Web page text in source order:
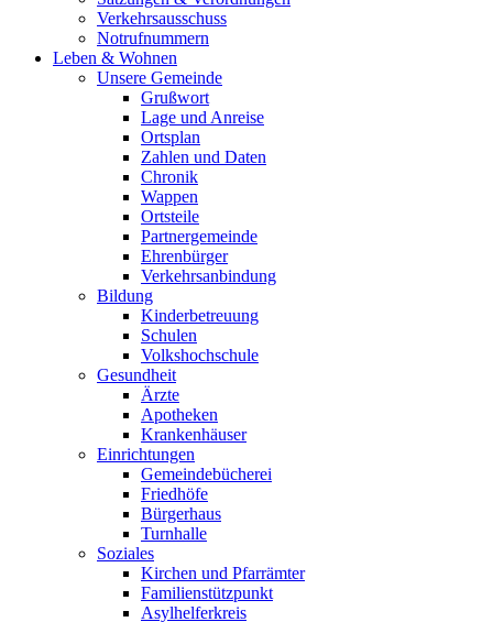
Verkehrsausschuss
Notrufnummern
Leben & Wohnen
Unsere Gemeinde
Grußwort
Lage und Anreise
Ortsplan
Zahlen und Daten
Chronik
Wappen
Ortsteile
Partnergemeinde
Ehrenbürger
Verkehrsanbindung
Bildung
Kinderbetreuung
Schulen
Volkshochschule
Gesundheit
Ärzte
Apotheken
Krankenhäuser
Einrichtungen
Gemeindebücherei
Friedhöfe
Bürgerhaus
Turnhalle
Soziales
Kirchen und Pfarrämter
Familienstützpunkt
Asylhelferkreis